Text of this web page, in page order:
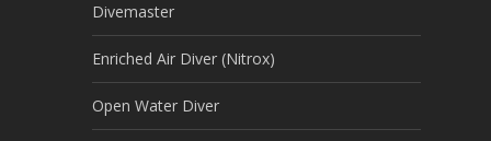
Divemaster
Enriched Air Diver (Nitrox)
Open Water Diver